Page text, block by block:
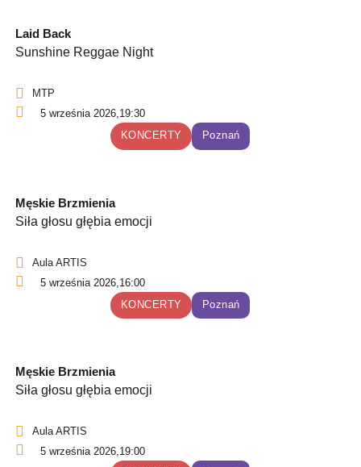
Laid Back
Sunshine Reggae Night
MTP
5 września 2026,19:30
KONCERTY
Poznań
Męskie Brzmienia
Siła głosu głębia emocji
Aula ARTIS
5 września 2026, 16:00
KONCERTY
Poznań
Męskie Brzmienia
Siła głosu głębia emocji
Aula ARTIS
5 września 2026,19:00